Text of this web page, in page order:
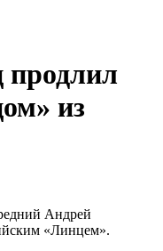
из
Андрей
«Линцем».